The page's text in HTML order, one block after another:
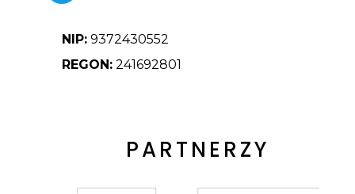
NIP:9372430552
REGON:241692801
PARTNERZY